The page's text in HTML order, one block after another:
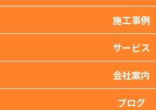
施工事例
サービス
会社案内
ブログ